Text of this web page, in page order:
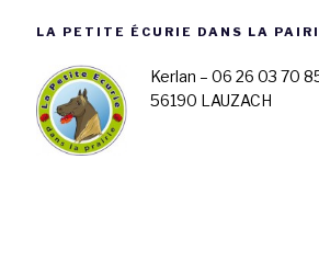
LA PETITE ÉCURIE DANS LA
Kerlan – 06 26 03 70
56190 LAUZACH